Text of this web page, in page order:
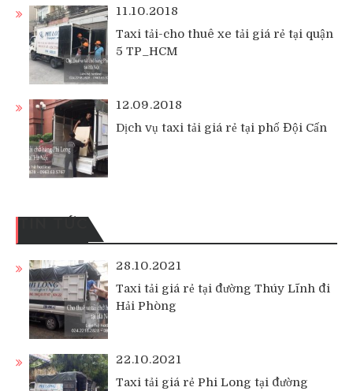
11.10.2018
Taxi tải-cho thuê xe tải giá rẻ tại quận
5 TP_HCM
12.09.2018
Dịch vụ taxi tải giá rẻ tại phố Đội Cấn
TIN TỨC
28.10.2021
Taxi tải giá rẻ tại đường Thúy Lĩnh đi
Hải Phòng
22.10.2021
Taxi tải giá rẻ Phi Long tại đường